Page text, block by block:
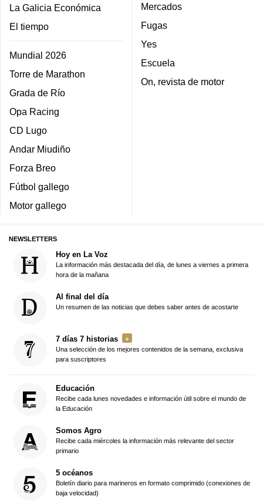
La Galicia Económica
El tiempo
Mundial 2026
Torre de Marathon
Grada de Río
Opa Racing
CD Lugo
Andar Miudiño
Forza Breo
Fútbol gallego
Motor gallego
Mercados
Fugas
Yes
Escuela
On, revista de motor
NEWSLETTERS
Hoy en La Voz
La información más destacada del día, de lunes a viernes a primera
hora de la mañana
Al final del día
Un resumen de las noticias que debes saber antes de acostarte
7 días 7 historias
Una selección de los mejores contenidos de la semana, exclusiva
para suscriptores
Educación
Recibe cada lunes novedades e información útil sobre el mundo de
la Educación
Somos Agro
Recibe cada miércoles la información más relevante del sector
primario
5 océanos
Boletín diario para marineros en formato comprimido (conexiones de
baja velocidad)